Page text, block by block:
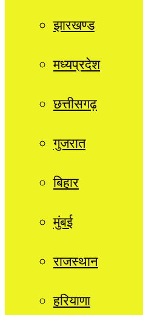
झारखण्ड
मध्यप्रदेश
छत्तीसगढ़
गुजरात
बिहार
मुंबई
राजस्थान
हरियाणा